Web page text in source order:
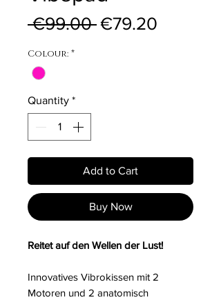
€99.00 Regular Price
€79.20
Colour: *
Quantity *
Add to Cart
Buy Now
Reitet auf den Wellen der Lust!
Innovatives Vibrokissen mit 2
Motoren und 2 anatomisch